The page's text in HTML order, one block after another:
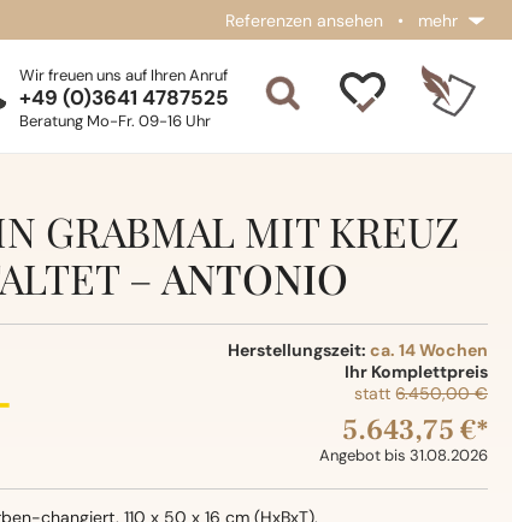
Referenzen ansehen • mehr
Wir freuen uns auf Ihren Anruf
+49 (0)3641 4787525
Beratung Mo-Fr. 09-16 Uhr
GRABMAL MIT KREUZ
–ANTONIO
Herstellungszeit: ca. 14 Wochen
Ihr Komplettpreis
statt 6.450,00 €
5.643,75 €*
Angebot bis 31.08.2026
changiert, 110 x 50 x 16 cm (HxBxT),